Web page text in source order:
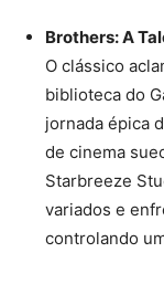
Brothers: A
O clássico
biblioteca do
jornada épica
de cinema
Starbreeze
variados e
controlando